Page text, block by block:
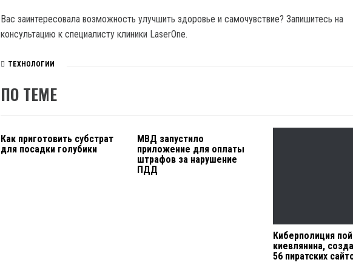
Вас заинтересовала возможность улучшить здоровье и самочувствие? Запишитесь на
консультацию к специалисту клиники LaserOne.
ТЕХНОЛОГИИ
ПО ТЕМЕ
Как приготовить субстрат
для посадки голубики
МВД запустило
приложение для оплаты
штрафов за нарушение
ПДД
Киберполиция
киевлянина,
56 пиратских